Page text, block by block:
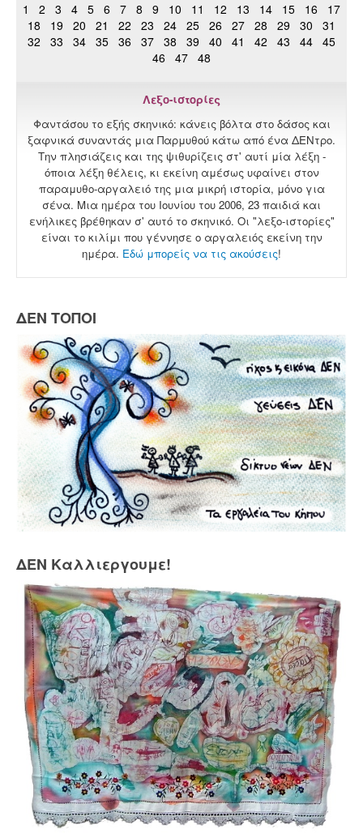
1
2 3 4 5 6 7 8 9 10 11 12 13 14 15 16
17
18
19 20 21 22 23 24 25 26 27 28 29 30
31
32
33 34 35 36 37 38 39 40 41 42 43 44 45
46
47 48
Λεξο-ιστορίες
Φαντάσου το εξής σκηνικό: κάνεις βόλτα στο δάσος και
ξαφνικά συναντάς μια Παρμυθού κάτω από ένα ΔΕΝτρο.
Την πλησιάζεις και της ψιθυρίζεις στ' αυτί μία λέξη -
όποια λέξη θέλεις, κι εκείνη αμέσως υφαίνει στον
παραμυθο-αργαλειό της μια μικρή ιστορία, μόνο για
σένα. Μια ημέρα του Ιουνίου του 2006, 23 παιδιά και
ενήλικες βρέθηκαν σ' αυτό το σκηνικό. Οι "λεξο-ιστορίες"
είναι το κιλίμι που γέννησε ο αργαλειός εκείνη την
ημέρα. Εδώ μπορείς να τις ακούσεις!
ΔΕΝ ΤΟΠΟΙ
ΔΕΝ Καλλιεργουμε!